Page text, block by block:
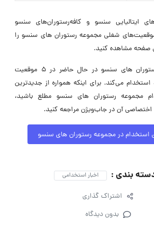
ایتالیایی سنسو و کافه‌رستوران‌های سنسو
شغلی مجموعه رستوران های سنسو را
صفحه مشاهده کنید.
مجموعه رستوران های سنسو در حال حاضر در ۵ موقعیت
می‌کند. برای اینکه همواره از جدیدترین
مجموعه رستوران های سنسو مطلع باشید،
آن در جاب‌ویژن مراجعه کنید.
در مجموعه رستوران های سنسو
بندی : اخبار استخدامی
اشتراک گذاری
بدون دیدگاه